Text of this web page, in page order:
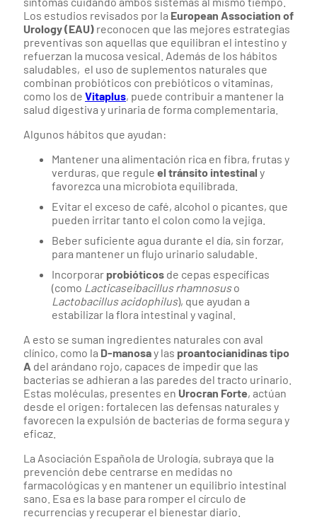
Los estudios revisados por la European Association of
Urology (EAU) reconocen que las mejores estrategias
preventivas son aquellas que equilibran el intestino y
refuerzan la mucosa vesical. Además de los hábitos
saludables, el uso de suplementos naturales que
combinan probióticos con prebióticos o vitaminas,
como los de Vitaplus, puede contribuir a mantener la
salud digestiva y urinaria de forma complementaria.
Algunos hábitos que ayudan:
Mantener una alimentación rica en fibra, frutas y
verduras, que regule el tránsito intestinal y
favorezca una microbiota equilibrada.
Evitar el exceso de café, alcohol o picantes, que
pueden irritar tanto el colon como la vejiga.
Beber suficiente agua durante el día, sin forzar,
para mantener un flujo urinario saludable.
Incorporar probióticos de cepas específicas
(como Lacticaseibacillus rhamnosuso
Lactobacillus acidophilus), que ayudan a
estabilizar la flora intestinal y vaginal.
A esto se suman ingredientes naturales con aval
clínico, como la D-manosay las proantocianidinas tipo
A del arándano rojo, capaces de impedir que las
bacterias se adhieran a las paredes del tracto urinario.
Estas moléculas, presentes en Urocran Forte, actúan
desde el origen: fortalecen las defensas naturales y
favorecen la expulsión de bacterias de forma segura y
eficaz.
La Asociación Española de Urología, subraya que la
prevención debe centrarse en medidas no
farmacológicas y en mantener un equilibrio intestinal
sano. Esa es la base para romper el círculo de
recurrencias y recuperar el bienestar diario.